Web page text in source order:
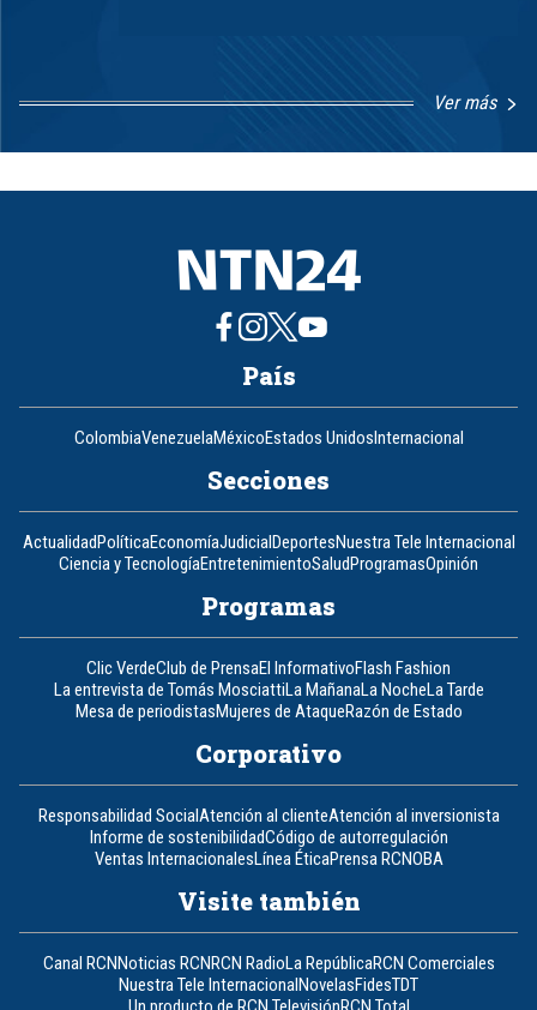
Ver más
1
8
País
ColombiaVenezuelaMéxicoEstados UnidosInternacional
Secciones
ActualidadPolíticaEconomíaJudicialDeportesNuestra Tele Internacional
Ciencia y TecnologíaEntretenimientoSaludProgramasOpinión
Programas
Clic VerdeClub de PrensaEl InformativoFlash Fashion
La entrevista de Tomás MosciattiLa MañanaLa NocheLa Tarde
Mesa de periodistasMujeres de AtaqueRazón de Estado
Corporativo
Responsabilidad SocialAtención al clienteAtención al inversionista
Informe de sostenibilidadCódigo de autorregulación
Ventas InternacionalesLínea ÉticaPrensa RCNOBA
Visite también
Canal RCNNoticias RCNRCN RadioLa RepúblicaRCN Comerciales
Nuestra Tele InternacionalNovelasFidesTDT